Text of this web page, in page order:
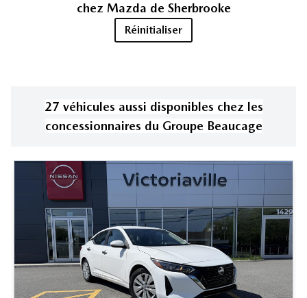
chez Mazda de Sherbrooke
Réinitialiser
27 véhicules aussi disponibles chez les
concessionnaires du Groupe Beaucage